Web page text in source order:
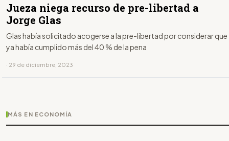
Jueza niega recurso de pre-libertad a
Jorge Glas
Glas había solicitado acogerse a la pre-libertad por considerar que
ya había cumplido más del 40 % de la pena
· 29 de diciembre, 2023
MÁS EN ECONOMÍA